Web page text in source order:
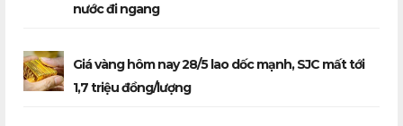
nước đi ngang
Giá vàng hôm nay 28/5 lao dốc mạnh, SJC mất tới
1,7 triệu đồng/lượng